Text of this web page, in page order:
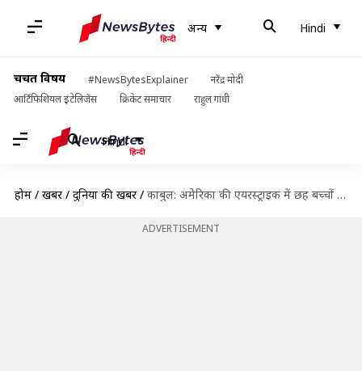
अन्य Hindi
चर्चित विषय #NewsBytesExplainer
नरेंद्र मोदी
आर्टिफिशियल इंटेलिजेंस
क्रिकेट समाचार राहुल गांधी
Hindi
होम / खबरें / दुनिया की खबरें / काबुल: अमेरिका की एयरस्ट्राइक में छह बच्चों समेत एक परिवार के नौ लोगों की मौत- रिपोर्ट
ADVERTISEMENT